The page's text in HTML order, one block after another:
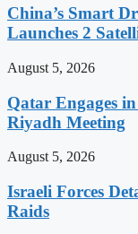
China’s Smart
Launches 2
August 5, 2026
Qatar Engages
Riyadh Meeting
August 5, 2026
Israeli Forces
Raids